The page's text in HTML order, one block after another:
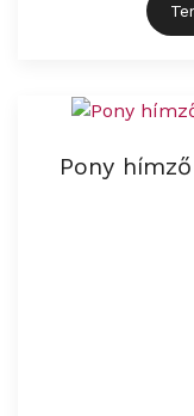
Pony